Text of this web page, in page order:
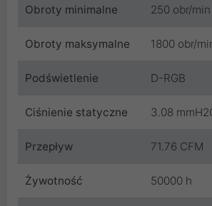
Obroty minimalne 250 obr/min
Obroty maksymalne 1800 obr/
Podświetlenie D-RGB
Ciśnienie statyczne 3.08
Przepływ 71.76 CFM
Żywotność 50000 h